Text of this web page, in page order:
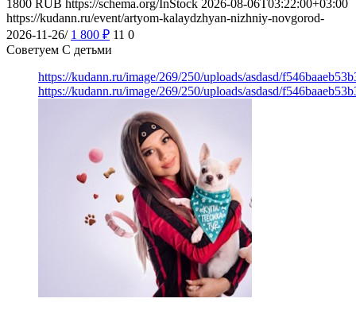
1800 RUB https://schema.org/InStock 2026-08-06T03:22:00+03:00
https://kudann.ru/event/artyom-kalaydzhyan-nizhniy-novgorod-
2026-11-26/ 1 800 ₽ 11 0
Советуем С детьми
https://kudann.ru/image/269/250/uploads/asdasd/
https://kudann.ru/image/269/250/uploads/asdasd/